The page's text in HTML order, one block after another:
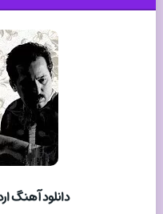
دانلود آهنگ